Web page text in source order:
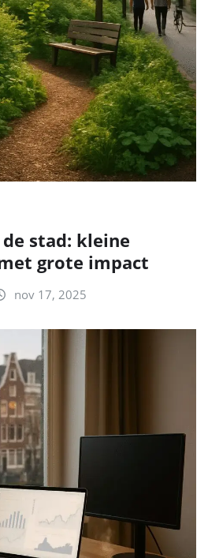
stad: kleine
grote impact
nov 17, 2025